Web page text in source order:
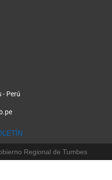
- Perú
Regional de Tumbes